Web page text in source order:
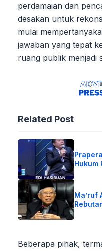
perdamaian dan
desakan untuk
mulai
jawaban yang tepat
ruang publik menjadi
Related Post
Hukum
Ma’ruf
Beberapa pihak,